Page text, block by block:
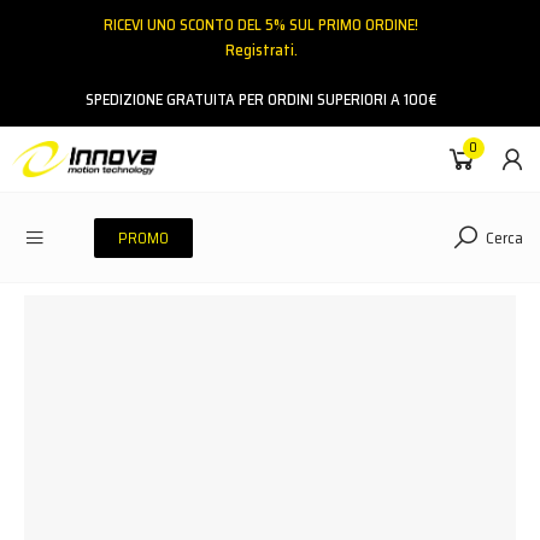
RICEVI UNO SCONTO DEL 5% SUL PRIMO ORDINE!
Registrati.
SPEDIZIONE GRATUITA PER ORDINI SUPERIORI A 100€
0
PROMO Cerca